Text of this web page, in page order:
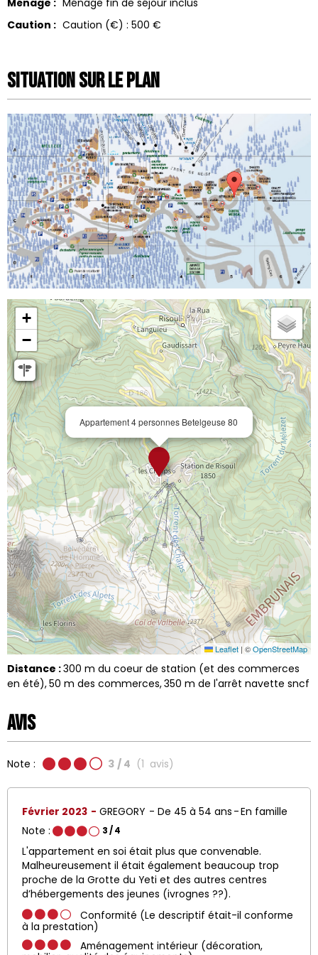
Ménage : Ménage fin de séjour inclus
Caution : Caution (€) : 500 €
Situation sur le Plan
Appartement 4 personnes Betelgeuse 80
+
−
Leaflet | ©OpenStreetMap
Distance :300 m du coeur de station (et des commerces
en été) 50 m des commerces 350 m de l'arrêt navette sncf
Avis
Note : 3 / 4 (1 avis)
Février 2023 GREGORY De 45 à 54 ans
En famille
Note :
3/ 4
L'appartement en soi était plus que convenable.
Malheureusement il était également beaucoup trop
proche de la Grotte du Yeti et des autres centres
d’hébergements des jeunes (ivrognes ??).
Conformité (Le descriptif était-il conforme
à la prestation)
Aménagement intérieur (décoration,